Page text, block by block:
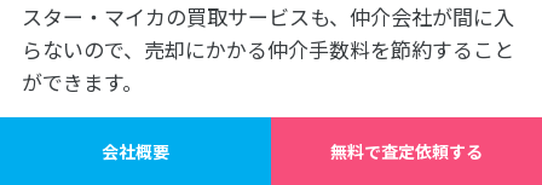
スター・マイカの買取サービスも、仲介会社が間に入
らないので、売却にかかる仲介手数料を節約すること
ができます。
会社概要 無料で査定依頼する